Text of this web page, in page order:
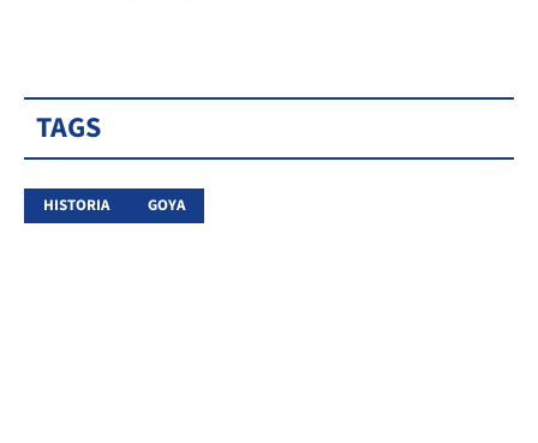
TAGS
HISTORIA GOYA